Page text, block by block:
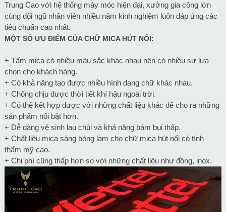
Trung Cao với hệ thống máy móc hiện đại, xưởng gia công lớn
cùng đội ngũ nhân viên nhiều năm kinh nghiệm luôn đáp ứng các
tiêu chuẩn cao nhất.
MỘT SỐ ƯU ĐIỂM CỦA CHỮ MICA HÚT NỔI:
+ Tấm mica có nhiều màu sắc khác nhau nên có nhiều sự lựa
chọn cho khách hàng.
+ Có khả năng tạo được nhiều hình dạng chữ khác nhau.
+ Chống chịu được thời tiết khí hậu ngoài trời.
+ Có thể kết hợp được với những chất liệu khác để cho ra những
sản phẩm nổi bật hơn.
+ Dễ dàng vệ sinh lau chùi và khả năng bám bụi thấp.
+ Chất liệu mica sáng bóng làm cho chữ mica hút nổi có tính
thẩm mỹ cao.
+ Chi phí cũng thấp hơn so với những chất liệu như đồng, inox.